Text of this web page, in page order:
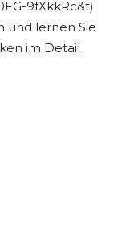
9fXkkRc&t)
und lernen Sie
im Detail